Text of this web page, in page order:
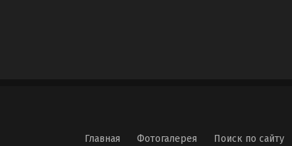
Главная Фотогалерея Поиск по сайту